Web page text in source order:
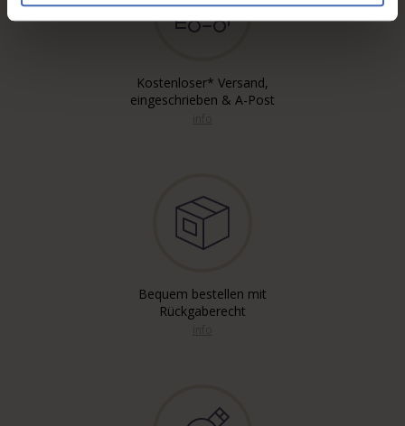
Kostenloser* Versand,
eingeschrieben & A-Post
Bequem bestellen mit
Rückgaberecht